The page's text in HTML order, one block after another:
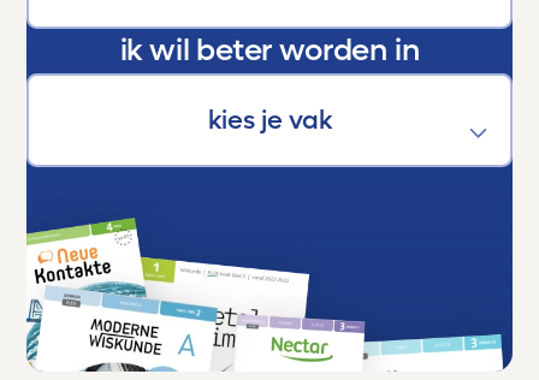
ik wil beter worden in